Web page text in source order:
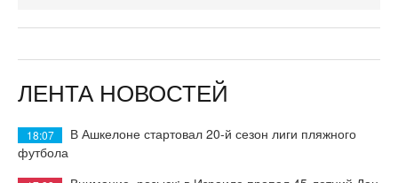
ЛЕНТА НОВОСТЕЙ
18:07
В Ашкелоне стартовал 20-й сезон лиги пляжного
футбола